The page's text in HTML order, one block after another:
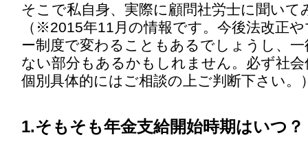
そこで私自身、実際に顧問社労士に聞いて
（※2015年11月の情報です。今後法改正
ー制度で変わることもあるでしょうし、
ない部分もあるかもしれません。必ず社会
個別具体的にはご相談の上ご判断下さい。
1.そもそも年金支給開始時期はいつ？